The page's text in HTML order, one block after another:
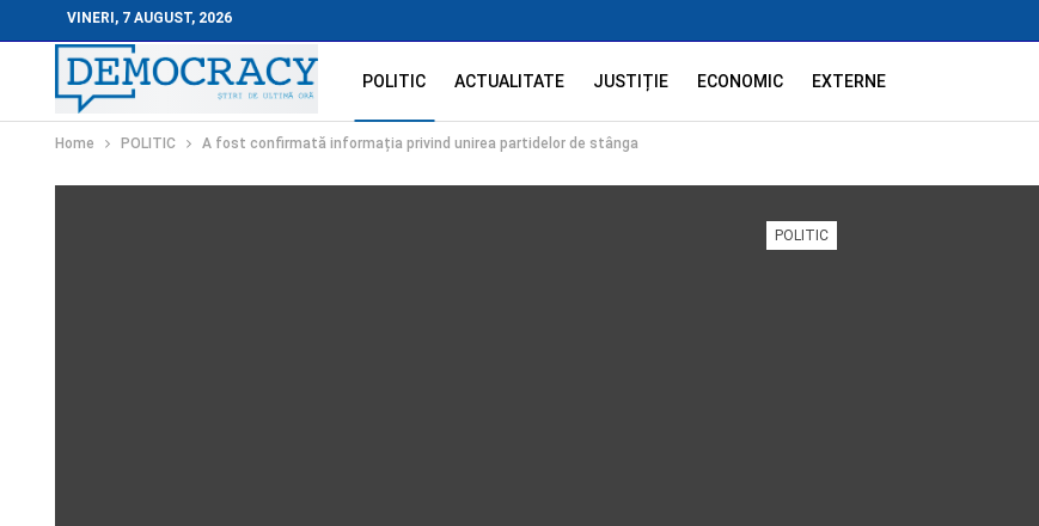
VINERI, 7 AUGUST, 2026
POLITIC ACTUALITATE JUSTIȚIE ECONOMIC EXTERNE
Home POLITIC A fost confirmată informația privind unirea partidelor de stânga
POLITIC